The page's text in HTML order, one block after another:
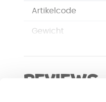
Artikelcode
Gewicht
Reviews